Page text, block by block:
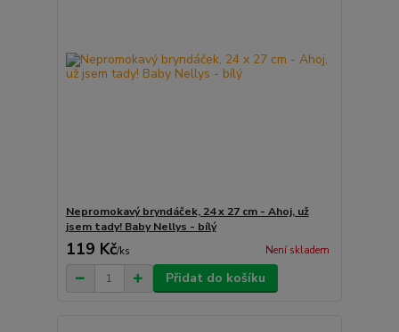
Nepromokavý bryndáček, 24 x 27 cm - Ahoj, už
jsem tady! Baby Nellys - bílý
119 Kč/ks Není skladem
Přidat do košíku